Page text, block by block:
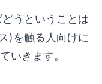
うということは
)を触る人向けに
いきます。